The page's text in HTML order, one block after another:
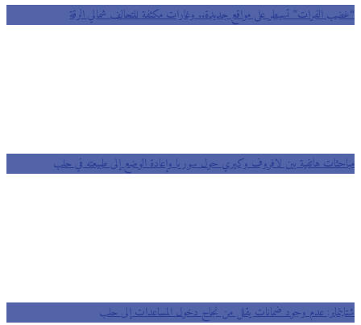
“غضب الفرات” تسيطر على مواقع جديدة.. وغارات مكثفة للتحالف شمالي الرقة
مباحثات هاتفية بين لافروف وكيري حول سوريا وإعادة الوضع إلى طبيعته في حلب
شتاينماير: عدم وجود ضمانات يقلل من نجاح دخول المساعدات إلى حلب